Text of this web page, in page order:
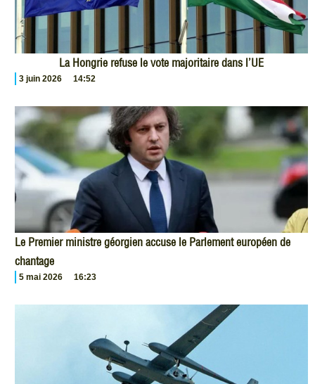
La Hongrie refuse le vote majoritaire dans l’UE
3 juin 2026 14:52
Le Premier ministre géorgien accuse le Parlement européen de
chantage
5 mai 2026 16:23